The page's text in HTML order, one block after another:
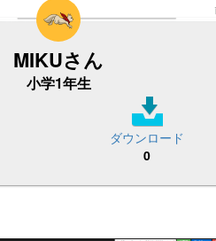
MIKUさん
小学1年生
ダウンロード
0